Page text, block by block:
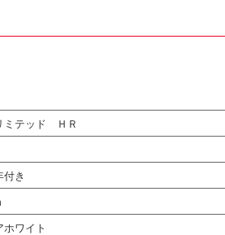
テッド ＨＲ
き
ワイト